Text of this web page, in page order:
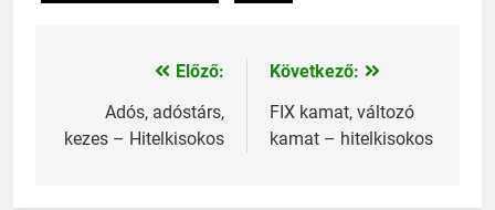
Bejegyzés
navigáció
Előző:
Adós, adóstárs,
kezes – Hitelkisokos
Következő:
FIX kamat, változó
kamat – hitelkisokos